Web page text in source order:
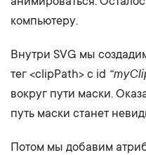
компьютеру.
Внутри SVG мы
тег <clipPath> с id
вокруг пути маски.
путь маски станет
Потом мы добавим